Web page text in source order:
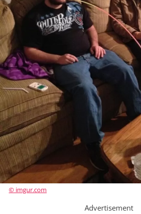
© imgur.com
Advertisement